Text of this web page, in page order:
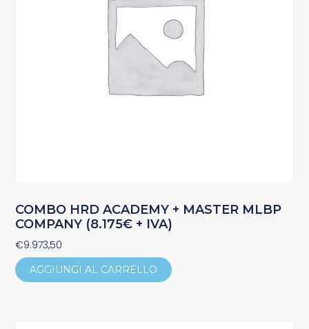
COMBO HRD ACADEMY + MASTER MLBP
COMPANY (8.175€ + IVA)
€9.973,50
AGGIUNGI AL CARRELLO